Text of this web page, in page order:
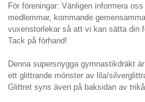
För föreningar: Vänligen informera
medlemmar, kommande
vuxenstorlekar så att vi kan sätta din
Tack på förhand!
Denna supersnygga gymnastikdräkt
ett glittrande mönster av lila/
Glittret syns även på baksidan av